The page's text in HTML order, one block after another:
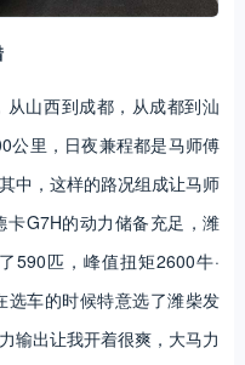
山西到成都，从成都到汕
公里，日夜兼程都是马师傅
中，这样的路况组成让马师
G7H的动力储备充足，潍
590匹，峰值扭矩2600牛·
选车的时候特意选了潍柴发
输出让我开着很爽，大马力